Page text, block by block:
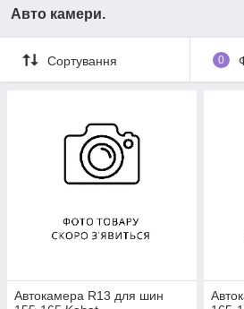
Авто камери.
Сортування 0
Автокамера R13 для шин